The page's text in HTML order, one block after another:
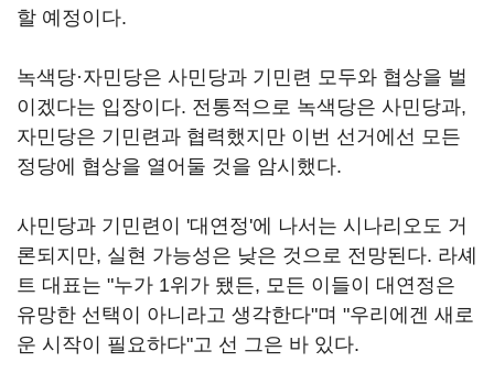
할 예정이다.
녹색당·자민당은 사민당과 기민련 모두와 협상을 벌
이겠다는 입장이다. 전통적으로 녹색당은 사민당과,
자민당은 기민련과 협력했지만 이번 선거에선 모든
정당에 협상을 열어둘 것을 암시했다.
사민당과 기민련이 '대연정'에 나서는 시나리오도 거
론되지만, 실현 가능성은 낮은 것으로 전망된다. 라셰
트 대표는 "누가 1위가 됐든, 모든 이들이 대연정은
유망한 선택이 아니라고 생각한다"며 "우리에겐 새로
운 시작이 필요하다"고 선 그은 바 있다.